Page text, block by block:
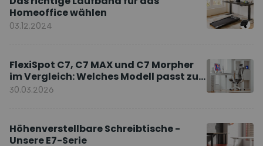
Homeoffice wählen
03.12.2024
FlexiSpot C7, C7 MAX und C7 Morpher
im Vergleich: Welches Modell passt zu
Ihnen?
30.03.2026
Höhenverstellbare Schreibtische -
Unsere E7-Serie